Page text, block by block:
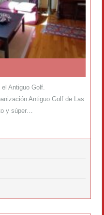
el Antiguo Golf.
Antiguo Golf de Las
y súper…